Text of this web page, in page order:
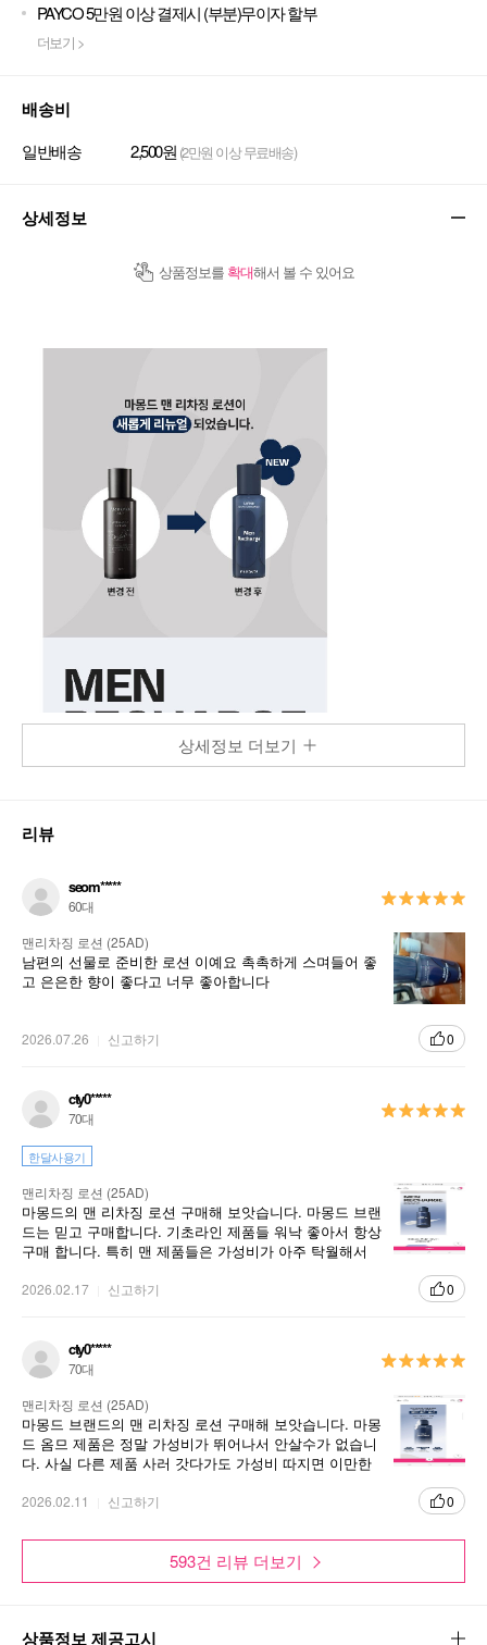
PAYCO 5만원 이상 결제시 (부분)무이자 할부
더보기 >
배송비
일반배송 2,500원 (2만원 이상 무료배송)
상세정보
상품정보를 확대해서 볼 수 있어요
상세정보 더보기
리뷰
seom*****
60대
맨리차징 로션 (25AD)
남편의 선물로 준비한 로션 이예요 촉촉하게 스며들어 좋
고 은은한 향이 좋다고 너무 좋아합니다
2026.07.26 신고하기 0
cty0*****
70대
한달사용기
맨리차징 로션 (25AD)
마몽드의 맨 리차징 로션 구매해 보앗습니다. 마몽드 브랜
드는 믿고 구매합니다. 기초라인 제품들 워낙 좋아서 항상
구매 합니다. 특히 맨 제품들은 가성비가 아주 탁월해서
2026.02.17 신고하기 0
cty0*****
70대
맨리차징 로션 (25AD)
마몽드 브랜드의 맨 리차징 로션 구매해 보앗습니다. 마몽
드 옴므 제품은 정말 가성비가 뛰어나서 안살수가 없습니
다. 사실 다른 제품 사러 갓다가도 가성비 따지면 이만한
2026.02.11 신고하기 0
593건 리뷰 더보기
상품정보 제공고시